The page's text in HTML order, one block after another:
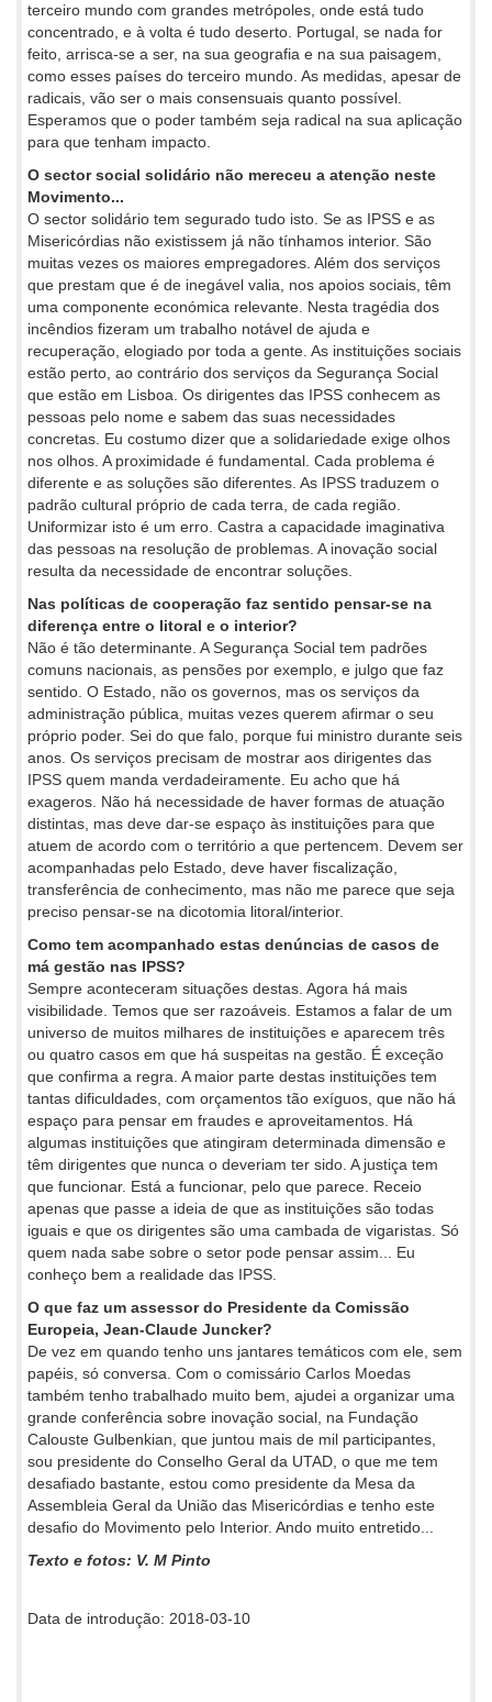
terceiro mundo com grandes metrópoles, onde está tudo
concentrado, e à volta é tudo deserto. Portugal, se nada for
feito, arrisca-se a ser, na sua geografia e na sua paisagem,
como esses países do terceiro mundo. As medidas, apesar de
radicais, vão ser o mais consensuais quanto possível.
Esperamos que o poder também seja radical na sua aplicação
para que tenham impacto.
O sector social solidário não mereceu a atenção neste
Movimento...
O sector solidário tem segurado tudo isto. Se as IPSS e as
Misericórdias não existissem já não tínhamos interior. São
muitas vezes os maiores empregadores. Além dos serviços
que prestam que é de inegável valia, nos apoios sociais, têm
uma componente económica relevante. Nesta tragédia dos
incêndios fizeram um trabalho notável de ajuda e
recuperação, elogiado por toda a gente. As instituições sociais
estão perto, ao contrário dos serviços da Segurança Social
que estão em Lisboa. Os dirigentes das IPSS conhecem as
pessoas pelo nome e sabem das suas necessidades
concretas. Eu costumo dizer que a solidariedade exige olhos
nos olhos. A proximidade é fundamental. Cada problema é
diferente e as soluções são diferentes. As IPSS traduzem o
padrão cultural próprio de cada terra, de cada região.
Uniformizar isto é um erro. Castra a capacidade imaginativa
das pessoas na resolução de problemas. A inovação social
resulta da necessidade de encontrar soluções.
Nas políticas de cooperação faz sentido pensar-se na
diferença entre o litoral e o interior?
Não é tão determinante. A Segurança Social tem padrões
comuns nacionais, as pensões por exemplo, e julgo que faz
sentido. O Estado, não os governos, mas os serviços da
administração pública, muitas vezes querem afirmar o seu
próprio poder. Sei do que falo, porque fui ministro durante seis
anos. Os serviços precisam de mostrar aos dirigentes das
IPSS quem manda verdadeiramente. Eu acho que há
exageros. Não há necessidade de haver formas de atuação
distintas, mas deve dar-se espaço às instituições para que
atuem de acordo com o território a que pertencem. Devem ser
acompanhadas pelo Estado, deve haver fiscalização,
transferência de conhecimento, mas não me parece que seja
preciso pensar-se na dicotomia litoral/interior.
Como tem acompanhado estas denúncias de casos de
má gestão nas IPSS?
Sempre aconteceram situações destas. Agora há mais
visibilidade. Temos que ser razoáveis. Estamos a falar de um
universo de muitos milhares de instituições e aparecem três
ou quatro casos em que há suspeitas na gestão. É exceção
que confirma a regra. A maior parte destas instituições tem
tantas dificuldades, com orçamentos tão exíguos, que não há
espaço para pensar em fraudes e aproveitamentos. Há
algumas instituições que atingiram determinada dimensão e
têm dirigentes que nunca o deveriam ter sido. A justiça tem
que funcionar. Está a funcionar, pelo que parece. Receio
apenas que passe a ideia de que as instituições são todas
iguais e que os dirigentes são uma cambada de vigaristas. Só
quem nada sabe sobre o setor pode pensar assim... Eu
conheço bem a realidade das IPSS.
O que faz um assessor do Presidente da Comissão
Europeia, Jean-Claude Juncker?
De vez em quando tenho uns jantares temáticos com ele, sem
papéis, só conversa. Com o comissário Carlos Moedas
também tenho trabalhado muito bem, ajudei a organizar uma
grande conferência sobre inovação social, na Fundação
Calouste Gulbenkian, que juntou mais de mil participantes,
sou presidente do Conselho Geral da UTAD, o que me tem
desafiado bastante, estou como presidente da Mesa da
Assembleia Geral da União das Misericórdias e tenho este
desafio do Movimento pelo Interior. Ando muito entretido...
Texto e fotos: V. M Pinto
Data de introdução: 2018-03-10